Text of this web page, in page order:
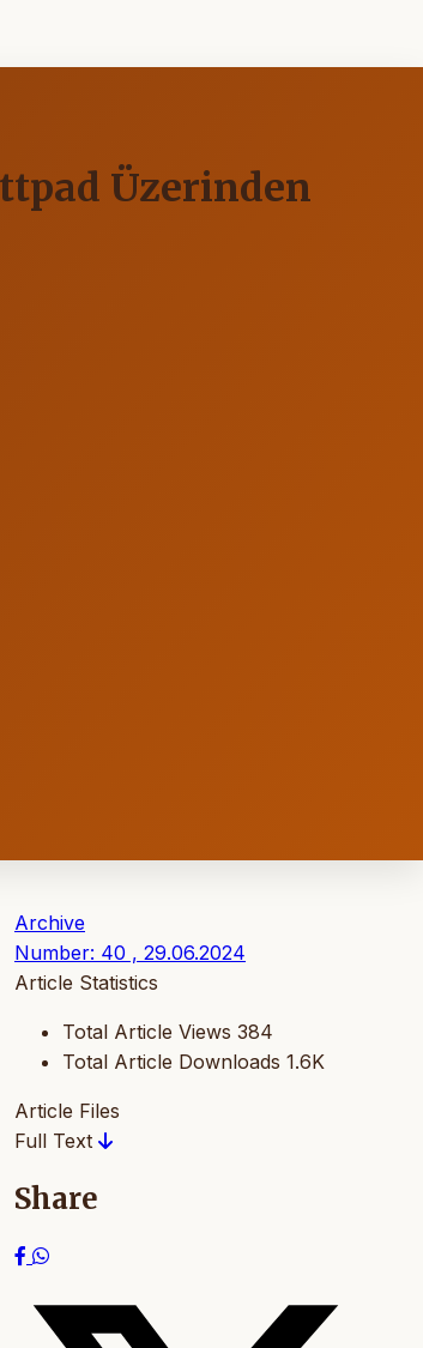
Üzerinden
Archive
Number: 40 , 29.06.2024
Article Statistics
Total Article Views 384
Total Article Downloads 1.6K
Article Files
Full Text
Share